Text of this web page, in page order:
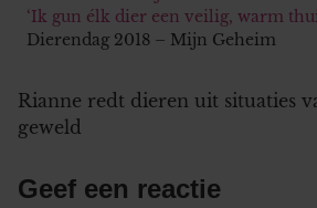
‘Ik gun élk dier een veilig, warm
Dierendag 2018 – Mijn Geheim
Rianne redt dieren uit situaties
geweld
Geef een reactie